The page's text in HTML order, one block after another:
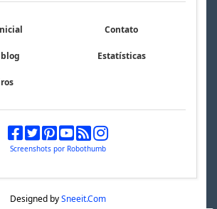
Contato
Estatísticas
Screenshots por Robothumb
Designed bySneeit.Com